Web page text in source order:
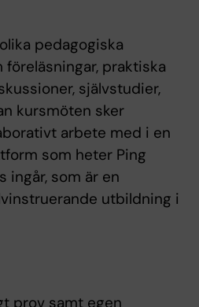
pedagogiska
praktiska
självstudier,
kursmöten sker
arbete med i en
som heter Ping
ingår, som är en
utbildning i
prov samt egen